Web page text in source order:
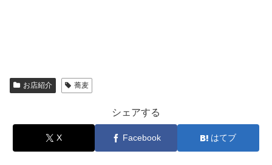
お店紹介 蕎麦
シェアする
X Facebook はてブ